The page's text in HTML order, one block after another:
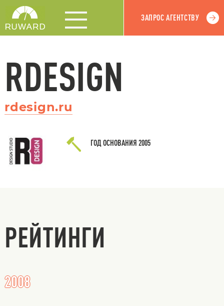
ЗАПРОС АГЕНТСТВУ
RDESIGN
rdesign.ru
ГОД ОСНОВАНИЯ 2005
РЕЙТИНГИ
2008